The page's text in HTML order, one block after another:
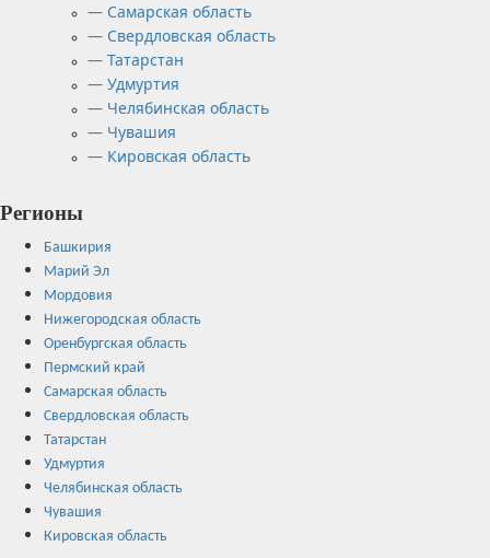
— Самарская область
— Свердловская область
— Татарстан
— Удмуртия
— Челябинская область
— Чувашия
— Кировская область
Регионы
Башкирия
Марий Эл
Мордовия
Нижегородская область
Оренбургская область
Пермский край
Самарская область
Свердловская область
Татарстан
Удмуртия
Челябинская область
Чувашия
Кировская область